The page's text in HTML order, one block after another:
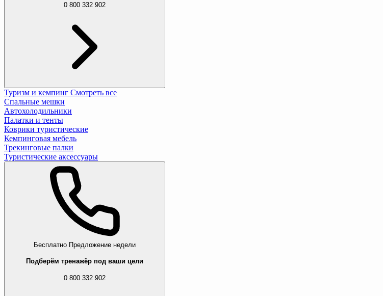
0 800 332 902
Туризм и кемпинг Смотреть все
Спальные мешки
Автохолодильники
Палатки и тенты
Коврики туристические
Кемпинговая мебель
Трекинговые палки
Туристические аксессуары
Бесплатно Предложение недели
Подберём тренажёр под ваши цели
0 800 332 902